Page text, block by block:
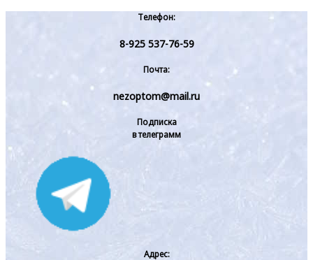
Телефон:
8-925 537-76-59
Почта:
nezoptom@mail.ru
Подписка
в телеграмм
Адрес: